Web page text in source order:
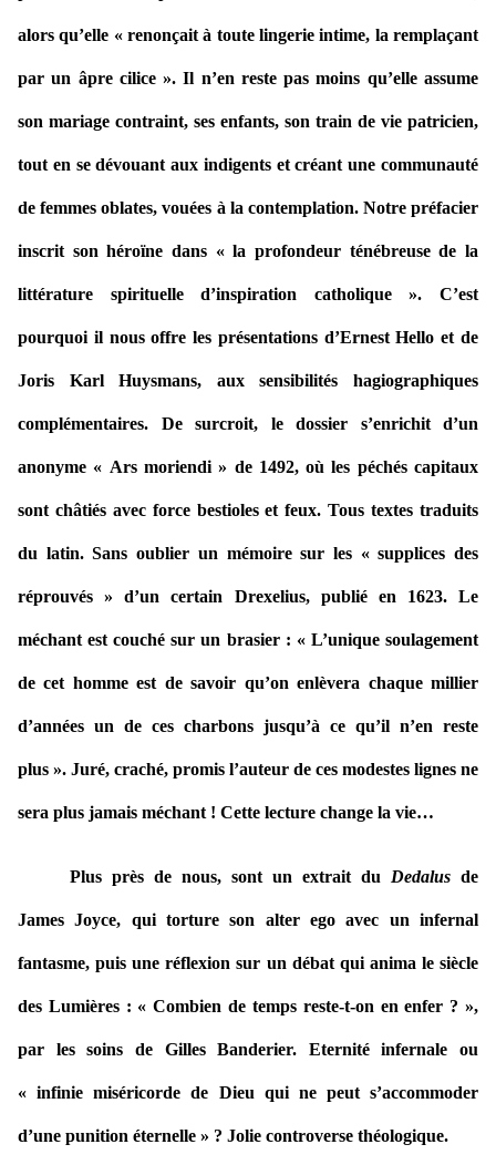
alors qu’elle « renonçait à toute lingerie intime, la remplaçant
par un âpre cilice ». Il n’en reste pas moins qu’elle assume
son mariage contraint, ses enfants, son train de vie patricien,
tout en se dévouant aux indigents et créant une communauté
de femmes oblates, vouées à la contemplation. Notre préfacier
inscrit son héroïne dans « la profondeur ténébreuse de la
littérature spirituelle d’inspiration catholique ». C’est
pourquoi il nous offre les présentations d’Ernest Hello et de
Joris Karl Huysmans, aux sensibilités hagiographiques
complémentaires. De surcroit, le dossier s’enrichit d’un
anonyme « Ars moriendi » de 1492, où les péchés capitaux
sont châtiés avec force bestioles et feux. Tous textes traduits
du latin. Sans oublier un mémoire sur les « supplices des
réprouvés » d’un certain Drexelius, publié en 1623. Le
méchant est couché sur un brasier : « L’unique soulagement
de cet homme est de savoir qu’on enlèvera chaque millier
d’années un de ces charbons jusqu’à ce qu’il n’en reste
plus ». Juré, craché, promis l’auteur de ces modestes lignes ne
sera plus jamais méchant ! Cette lecture change la vie…
Plus près de nous, sont un extrait du Dedalus de
James Joyce, qui torture son alter ego avec un infernal
fantasme, puis une réflexion sur un débat qui anima le siècle
des Lumières : « Combien de temps reste-t-on en enfer ? »,
par les soins de Gilles Banderier. Eternité infernale ou
« infinie miséricorde de Dieu qui ne peut s’accommoder
d’une punition éternelle » ? Jolie controverse théologique.